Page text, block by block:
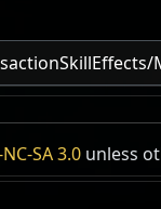
NC-SA 3.0 unless